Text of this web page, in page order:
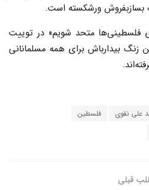
بسازبفروش ورشکسته است.
فلسطینی‌ها متحد شویم» در توییت
زنگ بیدارباش برای همه مسلمانانی
علی نقوی
فلسطین
قبلی